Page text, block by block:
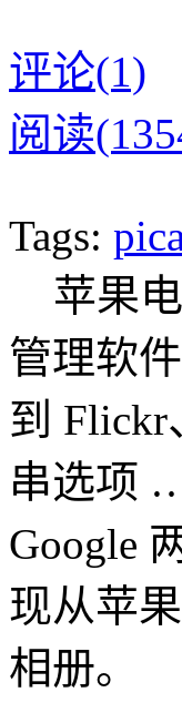
评论(1)
阅读
Tags:
苹果电
管理软
到 Flickr
串选项
Google
现从苹
相册。